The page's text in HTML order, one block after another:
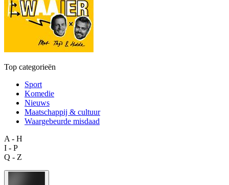
Top categorieën
Sport
Komedie
Nieuws
Maatschappij & cultuur
Waargebeurde misdaad
A - H
I - P
Q - Z